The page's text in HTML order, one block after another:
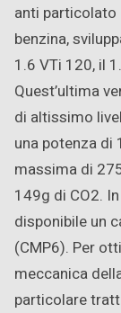
anti particolato
benzina,
1.6 VTi 120, il
Quest’ultima
di altissimo
una potenza di
massima di
149g di CO2.
disponibile un
(CMP6). Per
meccanica
particolare